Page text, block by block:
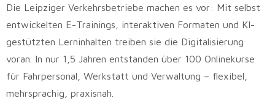
Die Leipziger Verkehrsbetriebe machen es vor: Mit selbst
entwickelten E-Trainings, interaktiven Formaten und KI-
gestützten Lerninhalten treiben sie die Digitalisierung
voran. In nur 1,5 Jahren entstanden über 100 Onlinekurse
für Fahrpersonal, Werkstatt und Verwaltung – flexibel,
mehrsprachig, praxisnah.